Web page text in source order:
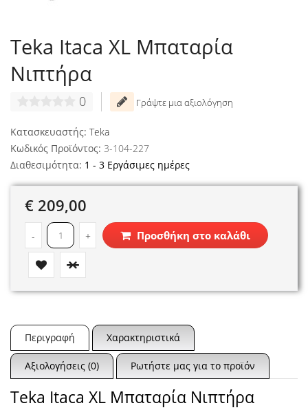
Teka Itaca XL Μπαταρία
Νιπτήρα
0 Γράψτε μια αξιολόγηση
Κατασκευαστής: Teka
Κωδικός Προϊόντος: 3-104-227
Διαθεσιμότητα: 1 - 3 Εργάσιμες ημέρες
€ 209,00
- + Προσθήκη στο καλάθι
Περιγραφή Χαρακτηριστικά
Αξιολογήσεις (0) Ρωτήστε μας για το προϊόν
Teka Itaca XL Μπαταρία Νιπτήρα